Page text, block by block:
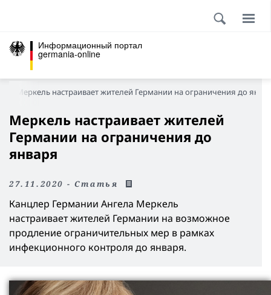
Информационный портал
germania-online
Меркель настраивает жителей Германии на ограничения до
Меркель настраивает жителей
Германии на ограничения до
января
27.11.2020 - Статья
Канцлер Германии Ангела Меркель
настраивает жителей Германии на возможное
продление ограничительных мер в рамках
инфекционного контроля до января.